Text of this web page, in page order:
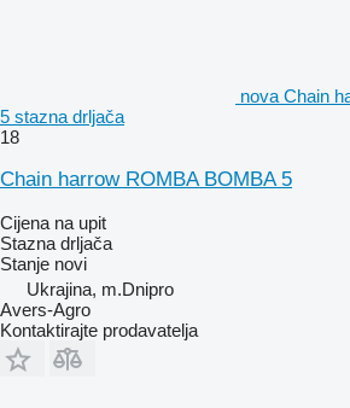
nova Chain
5 stazna drljača
18
Chain harrow ROMBA BOMBA 5
Cijena na upit
Stazna drljača
Stanje novi
Ukrajina, m.Dnipro
Avers-Agro
Kontaktirajte prodavatelja